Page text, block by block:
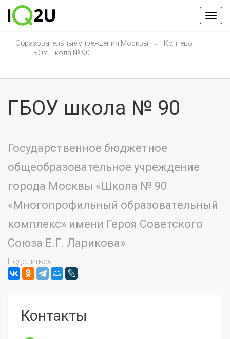
Образовательные учреждения Москвы
Коптево
ГБОУ школа № 90
ГБОУ школа № 90
Государственное бюджетное
общеобразовательное учреждение
города Москвы «Школа № 90
«Многопрофильный образовательный
комплекс» имени Героя Советского
Союза Е.Г. Ларикова»
Поделиться:
Контакты